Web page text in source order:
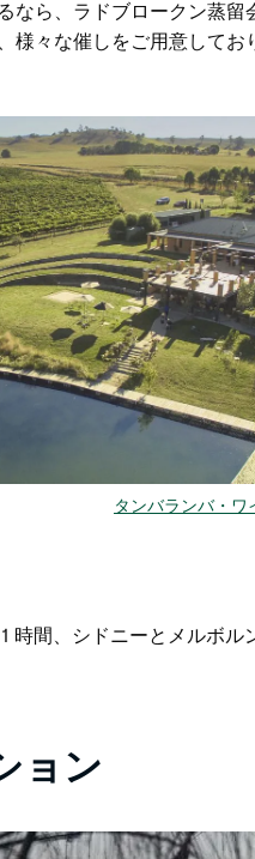
なら、 ラドブロークン蒸留
様々な催しをご用意して
タンバランバ・ワ
時間、シドニーとメルボル
ョン